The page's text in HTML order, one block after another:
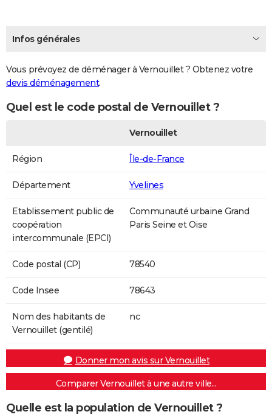
Infos générales
Vous prévoyez de déménager à Vernouillet ? Obtenez votre
devis déménagement.
Quel est le code postal de Vernouillet ?
Vernouillet
Région Île-de-France
Département Yvelines
Etablissement public de
coopération
intercommunale (EPCI)
Communauté urbaine Grand
Paris Seine et Oise
Code postal (CP) 78540
Code Insee 78643
Nom des habitants de
Vernouillet (gentilé)
nc
Donner mon avis sur Vernouillet
Comparer Vernouillet à une autre ville...
Quelle est la population de Vernouillet ?